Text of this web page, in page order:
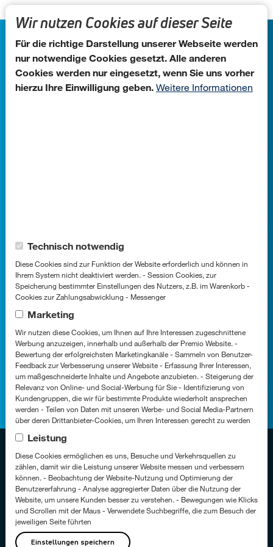
Direkt zum Inhalt
Widdersdorfer Str. 399, 50933
Köln
So erreichen Sie uns
aha@aha.biz
+49 (0) 221 947 13 - 0
Fußzeile
Datenschutzerklärung
Cookie-Einstellungen
Impressum
Barrierefreiheit
Grounding Page
Zertifizierungen
Wir nutzen Cookies auf dieser Seite
Für die richtige Darstellung unserer Webseite werden
nur notwendige Cookies gesetzt. Alle anderen
Cookies werden nur eingesetzt, wenn Sie uns vorher
hierzu Ihre Einwilligung geben. Weitere Informationen
Cookie-Kategorien
Technisch notwendig
Diese Cookies sind zur Funktion der Website erforderlich und können in
Ihrem System nicht deaktiviert werden. - Session Cookies, zur
Speicherung bestimmter Einstellungen des Nutzers, z.B. im Warenkorb -
Cookies zur Zahlungsabwicklung - Messenger
Marketing
Wir nutzen diese Cookies, um Ihnen auf Ihre Interessen zugeschnittene
Werbung anzuzeigen, innerhalb und außerhalb der Premio Website. -
Bewertung der erfolgreichsten Marketingkanäle - Sammeln von Benutzer-
Feedback zur Verbesserung unserer Website - Erfassung Ihrer Interessen,
um maßgeschneiderte Inhalte und Angebote anzubieten. - Steigerung der
Relevanz von Online- und Social-Werbung für Sie - Identifizierung von
Kundengruppen, die wir für bestimmte Produkte wiederholt ansprechen
werden - Teilen von Daten mit unseren Werbe- und Social Media-Partnern
über deren Drittanbieter-Cookies, um Ihren Interessen gerecht zu werden
Leistung
Diese Cookies ermöglichen es uns, Besuche und Verkehrsquellen zu
zählen, damit wir die Leistung unserer Website messen und verbessern
können. - Beobachtung der Website-Nutzung und Optimierung der
Benutzererfahrung - Analyse aggregierter Daten über die Nutzung der
Website, um unsere Kunden besser zu verstehen. - Bewegungen wie Klicks
und Scrollen mit der Maus - Verwendete Suchbegriffe, die zum Besuch der
jeweiligen Seite führten
Einstellungen speichern